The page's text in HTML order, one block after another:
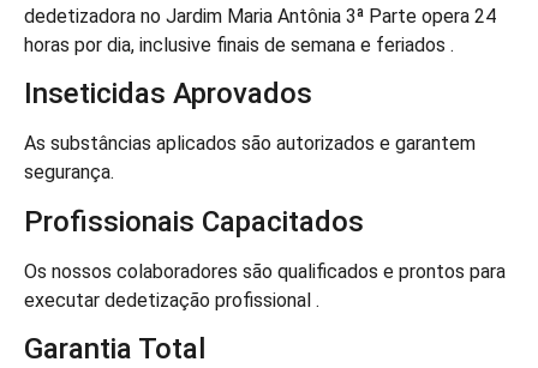
dedetizadora no Jardim Maria Antônia 3ª Parte opera 24
horas por dia, inclusive finais de semana e feriados .
Inseticidas Aprovados
As substâncias aplicados são autorizados e garantem
segurança.
Profissionais Capacitados
Os nossos colaboradores são qualificados e prontos para
executar dedetização profissional .
Garantia Total